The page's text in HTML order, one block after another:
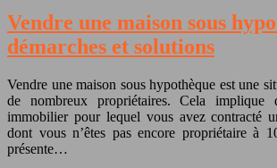
Vendre une maison sous
démarches et solutions
Vendre une maison sous hypothèque est une
de nombreux propriétaires. Cela
immobilier pour lequel vous avez contracté
dont vous n’êtes pas encore propriétaire à
présente…